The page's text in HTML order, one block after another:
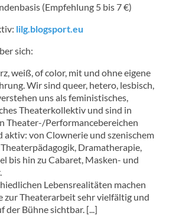
(Empfehlung 5 bis 7 €)
lilg.blogsport.eu
sich:
weiß, of color, mit und ohne eigene
Wir sind queer, hetero, lesbisch,
uns als feministisches,
Theaterkollektiv und sind in
Theater-/Performancebereichen
aktiv: von Clownerie und szenischem
Dramatherapie,
bis hin zu Cabaret, Masken- und
Lebensrealitäten machen
zur Theaterarbeit sehr vielfältig und
der Bühne sichtbar. [...]